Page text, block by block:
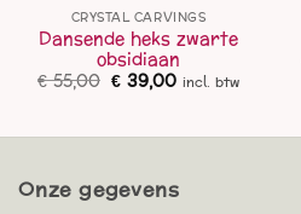
CRYSTAL CARVINGS
Dansende heks zwarte
obsidiaan
€55,00 Oorspronkelijke
prijs
€ 39,00Huidige
prijs
incl. btw
Onze gegevens